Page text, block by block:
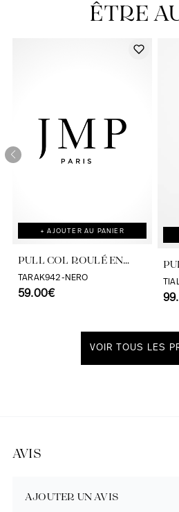
Notre actualité dans le journal
ÊTRE
+ AJOUTER AU PANIER
PULL COL ROULÉ EN
MAILLE FINE
TARAK942-NERO
59.00€
VOIR TOUS LES
AVIS
AJOUTER UN AVIS